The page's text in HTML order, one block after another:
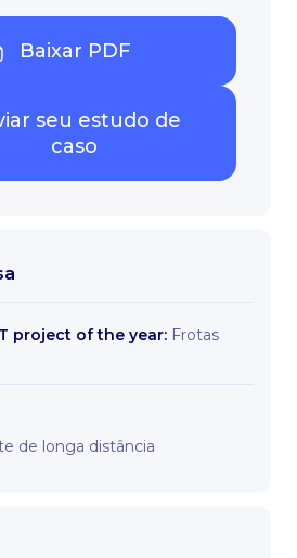
Baixar PDF
seu estudo de
caso
project of the year: Frotas
de longa distância